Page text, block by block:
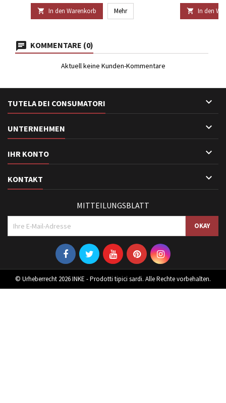
 In den Warenkorb Mehr  In den
KOMMENTARE (0)
Aktuell keine Kunden-Kommentare
TUTELA DEI CONSUMATORI 
UNTERNEHMEN 
IHR KONTO 
KONTAKT 
MITTEILUNGSBLATT
© Urheberrecht 2026 INKE - Prodotti tipici sardi. Alle Rechte vorbehalten.